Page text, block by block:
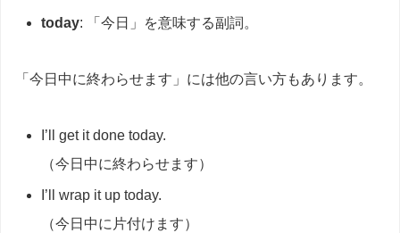
today: 「今日」を意味する副詞。
「今日中に終わらせます」には他の言い方もあります。
I’ll get it done today.
（今日中に終わらせます）
I’ll wrap it up today.
（今日中に片付けます）